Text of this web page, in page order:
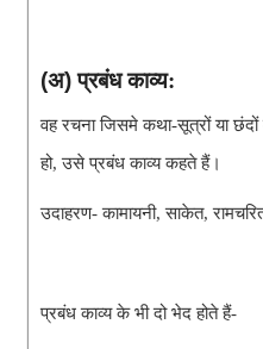
(अ)प्रबंध काव्य:
वह रचना जिसमे कथा-सूत्रों या छंदों
हो, उसे प्रबंध काव्य कहते हैं।
उदाहरण- कामायनी, साकेत,
प्रबंध काव्य के भी दो भेद होते हैं-